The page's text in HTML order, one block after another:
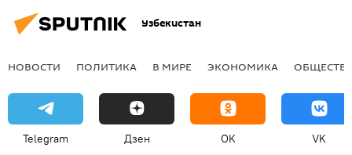
Узбекистан
НОВОСТИ ПОЛИТИКА В МИРЕ ЭКОНОМИКА
Telegram Дзен OK VK